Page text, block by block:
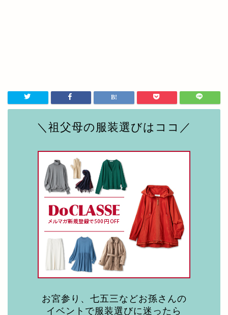
＼祖父母の服装選びはココ／
お宮参り、七五三などお孫さんの
イベントで服装選びに迷ったら